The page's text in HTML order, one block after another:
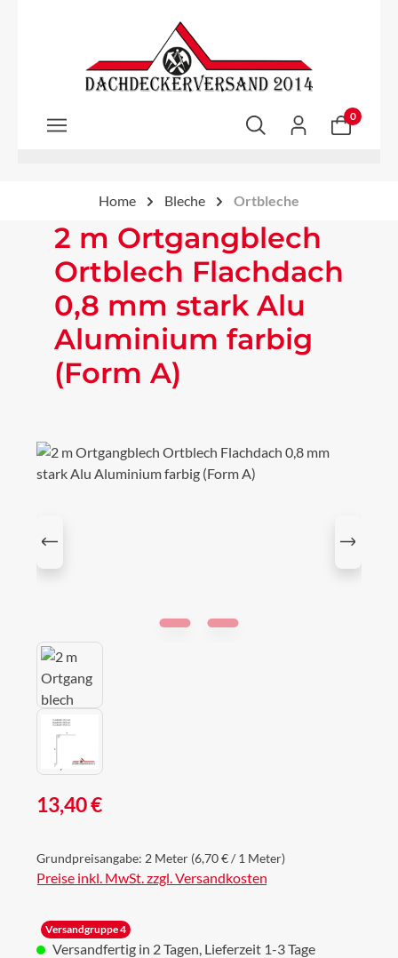
Zum Hauptinhalt springen
0
Home Bleche Ortbleche
2 m Ortgangblech
Ortblech Flachdach
0,8 mm stark Alu
Aluminium farbig
(Form A)
Bildergalerie überspringen
Regulärer Preis:
13,40 €
Grundpreisangabe: 2 Meter (6,70 € / 1 Meter)
Preise inkl. MwSt. zzgl. Versandkosten
Versandgruppe 4
Versandfertig in 2 Tagen, Lieferzeit 1-3 Tage